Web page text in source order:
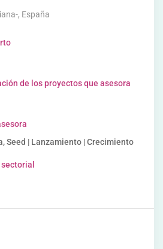
, España
de los proyectos que asesora
Seed | Lanzamiento | Crecimiento